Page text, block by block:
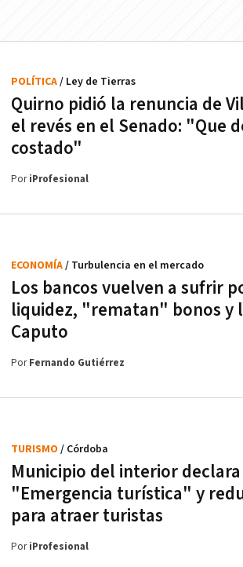
Quirno pidió la renuncia de
el revés en el Senado: "Que
costado"
POLÍTICA/ Ley de Tierras
PoriProfesional
Los bancos vuelven a sufrir
liquidez, "rematan" bonos y
Caputo
ECONOMÍA/ Turbulencia en el mercado
PorFernando Gutiérrez
Municipio del interior declara
"Emergencia turística" y
para atraer turistas
TURISMO / Córdoba
PoriProfesional